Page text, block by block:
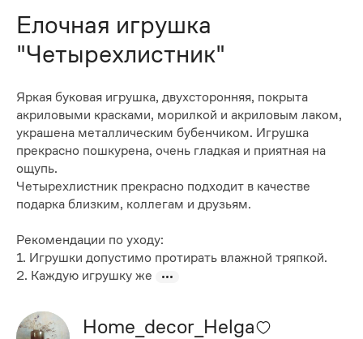
Елочная игрушка
"Четырехлистник"
Яркая буковая игрушка, двухсторонняя, покрыта
акриловыми красками, морилкой и акриловым лаком,
украшена металлическим бубенчиком. Игрушка
прекрасно пошкурена, очень гладкая и приятная на
ощупь.
Четырехлистник прекрасно подходит в качестве
подарка близким, коллегам и друзьям.
Рекомендации по уходу:
1. Игрушки допустимо протирать влажной тряпкой.
2. Каждую игрушку же
Home_decor_Helga